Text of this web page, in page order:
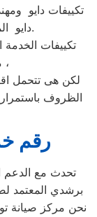
تكييفات دايو
دايو المتنقلة فى جميع محافظات رشدي.
تكييفات
مبيعات التكييفات فى رشدي ،
لكن هى تتحمل
الظروف
رقم
تحدث مع الدعم
برشدي المعتمد
نحن مركز صيانة